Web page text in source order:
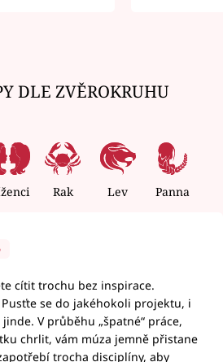
DLE ZVĚROKRUHU
Rak Lev Panna
cítit trochu bez inspirace.
se do jakéhokoli projektu, i
V průběhu „špatné“ práce,
chrlit, vám múza jemně přistane
trocha disciplíny, aby